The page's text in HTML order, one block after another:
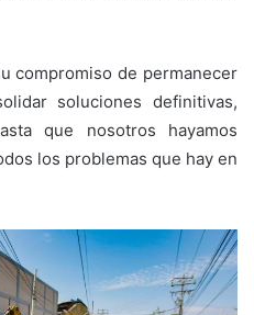
compromiso de permanecer
soluciones definitivas,
que nosotros hayamos
los problemas que hay en